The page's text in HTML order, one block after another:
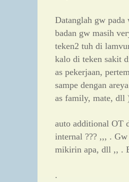
Datanglah gw
badan gw masih
teken2 tuh di
kalo di teken sakit
as pekerjaan,
sampe dengan
as family, mate, dll
auto additional OT
internal ??? ,,, .
mikirin apa, dll ,, .
.